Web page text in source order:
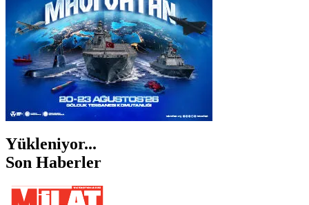
Yükleniyor...
Son Haberler